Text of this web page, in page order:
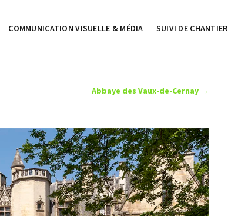
COMMUNICATION VISUELLE & MÉDIA SUIVI DE CHANTIER
Abbaye des Vaux-de-Cernay→